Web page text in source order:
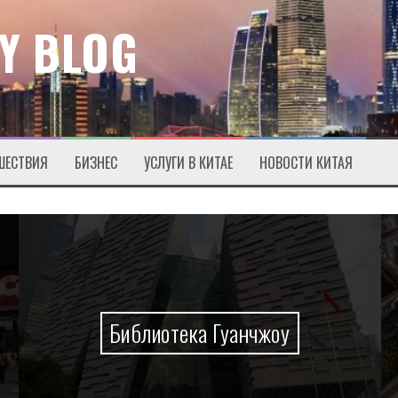
BLOG
БИЗНЕС УСЛУГИ В КИТАЕ НОВОСТИ КИТАЯ
Библиотека Гуанчжоу